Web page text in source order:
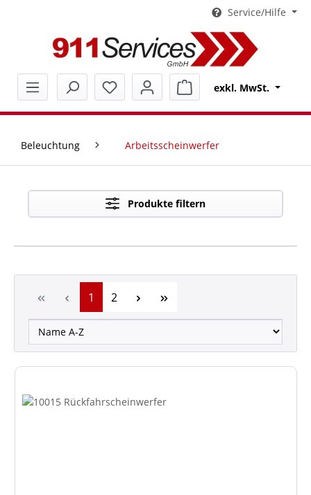
Service/Hilfe
Warenkorb enthält 0
exkl. MwSt.
Beleuchtung Arbeitsscheinwerfer
Produkte filtern
Seite
1 Seite
2